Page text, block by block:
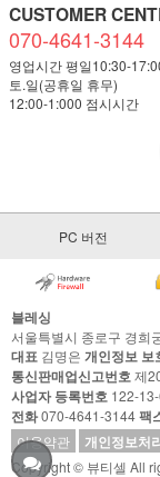
CUSTOMER
070-4641-3144
영업시간 평일10:30-
토.일(공휴일 휴무)
12:00-1:000 점시시간
PC 버전
블레싱
서울특별시 종로구 경희
대표 김명은 개인정보 보
통신판매업신고번호제
사업자 등록번호 122-
전화070-4641-3144팩
이용약관 개인정보처
Copyright © 뷰티셀 All